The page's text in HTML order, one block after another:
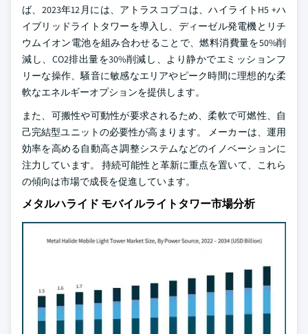
ば、2023年12月には、アトラスコプコは、ハイライトH5 +ハ
イブリッドライトタワーを導入し、ディーゼル発電機とリチ
ウムイオン電池を組み合わせることで、燃料消費量を50%削
減し、CO2排出量を30%削減し、より静かでエミッションフ
リーな操作、騒音に敏感なエリアやピーク時間に理想的な柔
軟なエネルギーオプションを提供します。
また、可搬性や可動性が要求されるため、柔軟で可燃性、自
己完結型ユニットの必要性が高まります。 メーカーは、運用
効率を高める自動高さ調整システムなどのイノベーションに
注力しています。 持続可能性と革新に重点を置いて、これら
の傾向は市場で成長を促進しています。
メタルハライド モバイルライトタワー市場分析